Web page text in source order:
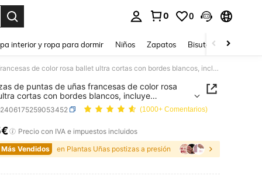
0 0
interior y ropa para dormir Niños Zapatos Bisutería Y
24 piezas de puntas de uñas francesas de color rosa ballet ultra cortas con bordes blancos, incluye pegamento para uñas y lima de uñas. Adecuado para que las mujeres/niñas lo usen en fiestas, fiestas de baile y diversas ocasiones diarias. Uñas postizas, suministros para uñas
de puntas de uñas francesas de color rosa
cortas con bordes blancos, incluye
para uñas y lima de uñas. Adecuado para
mujeres/niñas lo usen en fiestas, fiestas de baile
ocasiones diarias. Uñas postizas, suministros
(1000+ Comentarios)
AND AVAILABILITY
Precio con IVA e impuestos incluidos
Vendidos
en Plantas Uñas postizas a presión